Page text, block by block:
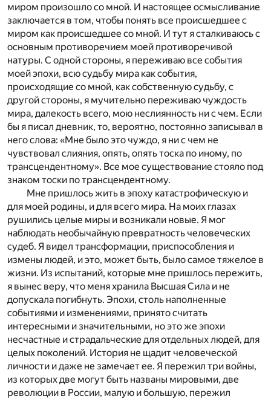
миром произошло со мной. И настоящее осмысливание
заключается в том, чтобы понять все происшедшее с
миром как происшедшее со мной. И тут я сталкиваюсь с
основным противоречием моей противоречивой
натуры. С одной стороны, я переживаю все события
моей эпохи, всю судьбу мира как события,
происходящие со мной, как собственную судьбу, с
другой стороны, я мучительно переживаю чуждость
мира, далекость всего, мою неслиянность ни с чем. Если
бы я писал дневник, то, вероятно, постоянно записывал в
него слова: «Мне было это чуждо, я ни с чем не
чувствовал слияния, опять, опять тоска по иному, по
трансцендентному». Все мое существование стояло под
знаком тоски по трансцендентному.
Мне пришлось жить в эпоху катастрофическую и
для моей родины, и для всего мира. На моих глазах
рушились целые миры и возникали новые. Я мог
наблюдать необычайную превратность человеческих
судеб. Я видел трансформации, приспособления и
измены людей, и это, может быть, было самое тяжелое в
жизни. Из испытаний, которые мне пришлось пережить,
я вынес веру, что меня хранила Высшая Сила и не
допускала погибнуть. Эпохи, столь наполненные
событиями и изменениями, принято считать
интересными и значительными, но это же эпохи
несчастные и страдальческие для отдельных людей, для
целых поколений. История не щадит человеческой
личности и даже не замечает ее. Я пережил три войны,
из которых две могут быть названы мировыми, две
революции в России, малую и большую, пережил